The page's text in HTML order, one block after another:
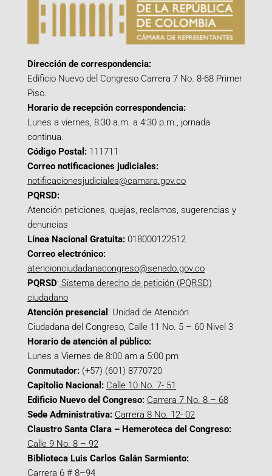
Dirección de correspondencia:
Edificio Nuevo del Congreso Carrera 7 No. 8-68 Primer
Piso.
Horario de recepción correspondencia:
Lunes a viernes, 8:30 a.m. a 4:30 p.m., jornada
continua.
Código Postal: 111711
Correo notificaciones judiciales:
notificacionesjudiciales@camara.gov.co
PQRSD:
Atención peticiones, quejas, reclamos, sugerencias y
denuncias
Línea Nacional Gratuita: 018000122512
Correo electrónico:
atencionciudadanacongreso@senado.gov.co
PQRSD: Sistema derecho de petición (PQRSD)
ciudadano
Atención presencial : Unidad de Atención
Ciudadana del Congreso, Calle 11 No. 5 – 60 Nivel 3
Horario de atención al público:
Lunes a Viernes de 8:00 am a 5:00 pm
Conmutador: (+57) (601) 8770720
Capitolio Nacional: Calle 10 No. 7- 51
Edificio Nuevo del Congreso: Carrera 7 No. 8 – 68
Sede Administrativa: Carrera 8 No. 12- 02
Claustro Santa Clara – Hemeroteca del Congreso:
Calle 9 No. 8 – 92
Biblioteca Luis Carlos Galán Sarmiento:
Carrera 6 # 8–94